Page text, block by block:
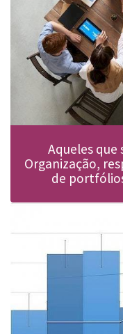
Aqueles que
Organização,
de